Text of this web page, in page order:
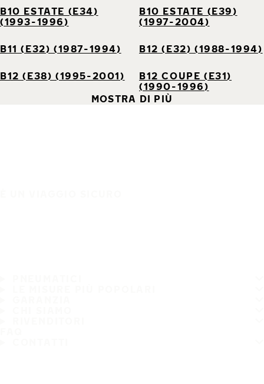
B10 ESTATE (E34)
(1993-1996)
B10 ESTATE (E39)
(1997-2004)
B11 (E32) (1987-1994) B12 (E32) (1988-1994)
B12 (E38) (1995-2001)
B12 COUPE (E31)
(1990-1996)
MOSTRA DI PIÙ